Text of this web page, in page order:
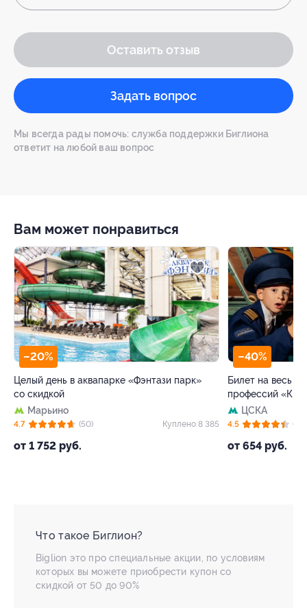
Оставить отзыв
Задать вопрос
Мы всегда рады помочь: служба поддержки Биглиона
ответит на любой ваш вопрос
Вам может понравиться
–20%
Целый день в аквапарке «Фэнтази парк»
со скидкой
Марьино
от 1 752 руб.
4.7 (50) Куплено 8 385
–40%
Билет на весь
профессий
ЦСКА
от 654 руб.
4.5 (63)
Что такое Биглион?
Biglion это про специальные акции, по условиям
которых вы можете приобрести купон со
скидкой от 50 до 90%